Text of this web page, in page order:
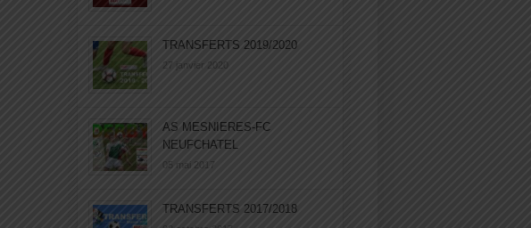
TRANSFERTS 2019/2020
27 janvier 2020
AS MESNIERES-FC
NEUFCHATEL
05 mai 2017
TRANSFERTS 2017/2018